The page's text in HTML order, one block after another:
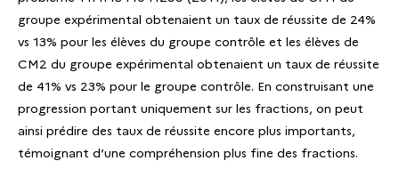
groupe expérimental obtenaient un taux de réussite de 24%
vs 13% pour les élèves du groupe contrôle et les élèves de
CM2 du groupe expérimental obtenaient un taux de réussite
de 41% vs 23% pour le groupe contrôle. En construisant une
progression portant uniquement sur les fractions, on peut
ainsi prédire des taux de réussite encore plus importants,
témoignant d’une compréhension plus fine des fractions.